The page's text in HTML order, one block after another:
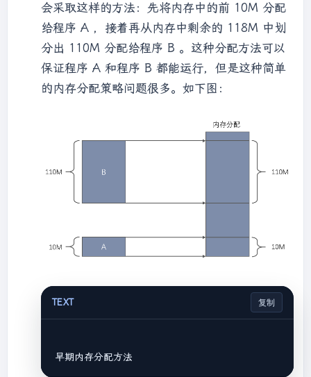
会采取这样的方法：先将内存中的前 10M 分配
给程序 A ，接着再从内存中剩余的 118M 中划
分出 110M 分配给程序 B 。这种分配方法可以
保证程序 A 和程序 B 都能运行，但是这种简单
的内存分配策略问题很多。如下图：
TEXT 复制